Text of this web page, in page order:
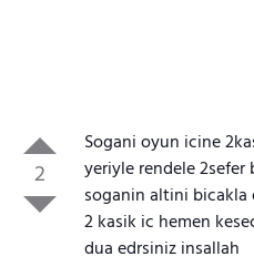
2
Sogani oyun icine
yeriyle rendele
soganin altini bicakla
2 kasik ic hemen
dua edrsiniz insallah